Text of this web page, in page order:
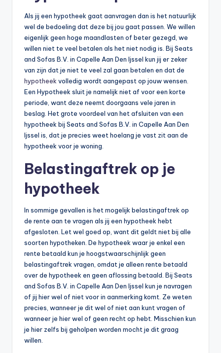
Als jij een hypotheek gaat aanvragen dan is het natuurlijk
wel de bedoeling dat deze bij jou gaat passen. We willen
eigenlijk geen hoge maandlasten of beter gezegd, we
willen niet te veel betalen als het niet nodig is. Bij Seats
and Sofas B.V. in Capelle Aan Den Ijssel kun jij er zeker
van zijn dat je niet te veel zal gaan betalen en dat de
hypotheek volledig wordt aangepast op jouw wensen.
Een Hypotheek sluit je namelijk niet af voor een korte
periode, want deze neemt doorgaans vele jaren in
beslag. Het grote voordeel van het afsluiten van een
hypotheek bij Seats and Sofas B.V. in Capelle Aan Den
Ijssel is, dat je precies weet hoelang je vast zit aan de
hypotheek voor je woning.
Belastingaftrek op je
hypotheek
In sommige gevallen is het mogelijk belastingaftrek op
de rente aan te vragen als jij een hypotheek hebt
afgesloten. Let wel goed op, want dit geldt niet bij alle
soorten hypotheken. De hypotheek waar je enkel een
rente betaald kun je hoogstwaarschijnlijk geen
belastingaftrek vragen, omdat je alleen rente betaald
over de hypotheek en geen aflossing betaald. Bij Seats
and Sofas B.V. in Capelle Aan Den Ijssel kun je navragen
of jij hier wel of niet voor in aanmerking komt. Ze weten
precies, wanneer je dit wel of niet aan kunt vragen of
wanneer je hier wel of geen recht op hebt. Misschien kun
je hier zelfs bij geholpen worden mocht je dit graag
willen.